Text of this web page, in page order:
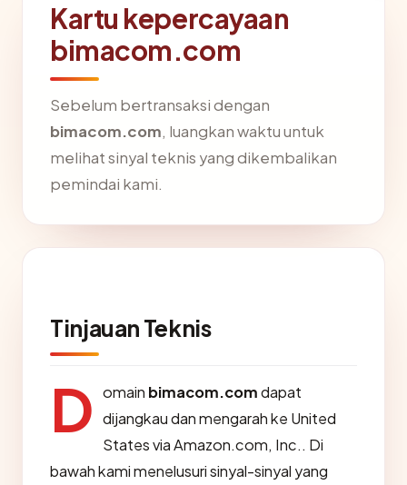
Kartu kepercayaan
bimacom.com
Sebelum bertransaksi dengan
bimacom.com, luangkan waktu untuk
melihat sinyal teknis yang dikembalikan
pemindai kami.
Tinjauan Teknis
D omain bimacom.comdapat
dijangkau dan mengarah ke United
States via Amazon.com, Inc.. Di
bawah kami menelusuri sinyal-sinyal yang